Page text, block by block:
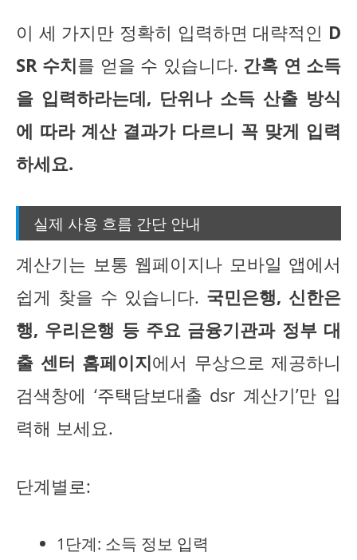
이 세 가지만 정확히 입력하면 대략적인 D
SR 수치를 얻을 수 있습니다. 간혹 연 소득
을 입력하라는데, 단위나 소득 산출 방식
에 따라 계산 결과가 다르니 꼭 맞게 입력
하세요.
실제 사용 흐름 간단 안내
계산기는 보통 웹페이지나 모바일 앱에서
쉽게 찾을 수 있습니다. 국민은행, 신한은
행, 우리은행 등 주요 금융기관과 정부 대
출 센터 홈페이지에서 무상으로 제공하니
검색창에 ‘주택담보대출 dsr 계산기’만 입
력해 보세요.
단계별로:
1단계: 소득 정보 입력